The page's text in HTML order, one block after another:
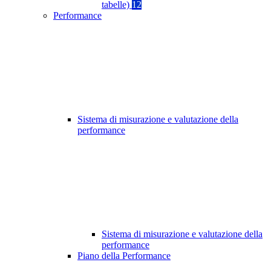
tabelle) 12
Performance
Sistema di misurazione e valutazione della
performance
Sistema di misurazione e valutazione della
performance
Piano della Performance